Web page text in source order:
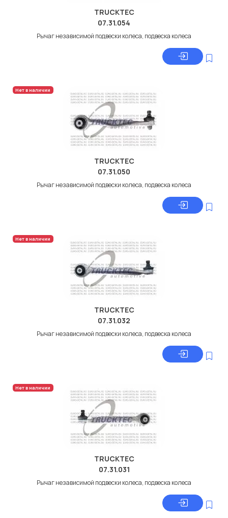
TRUCKTEC
07.31.054
Рычаг независимой подвески колеса, подвеска колеса
Нет в наличии
TRUCKTEC
07.31.050
Рычаг независимой подвески колеса, подвеска колеса
Нет в наличии
TRUCKTEC
07.31.032
Рычаг независимой подвески колеса, подвеска колеса
Нет в наличии
TRUCKTEC
07.31.031
Рычаг независимой подвески колеса, подвеска колеса